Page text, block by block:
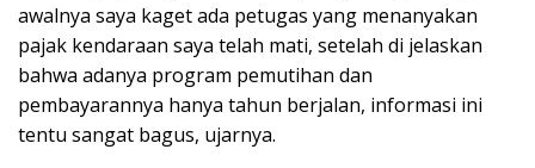
awalnya saya kaget ada petugas yang menanyakan
pajak kendaraan saya telah mati, setelah di jelaskan
bahwa adanya program pemutihan dan
pembayarannya hanya tahun berjalan, informasi ini
tentu sangat bagus, ujarnya.